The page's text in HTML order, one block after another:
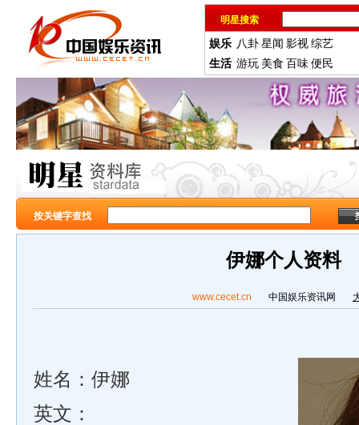
明星搜索
娱乐 八卦星闻 影视综艺
生活 游玩 美食 百味便民
按关键字查找
伊娜个人资料
www.cecet.cn 中国娱乐资讯网
姓名：伊娜
英文：